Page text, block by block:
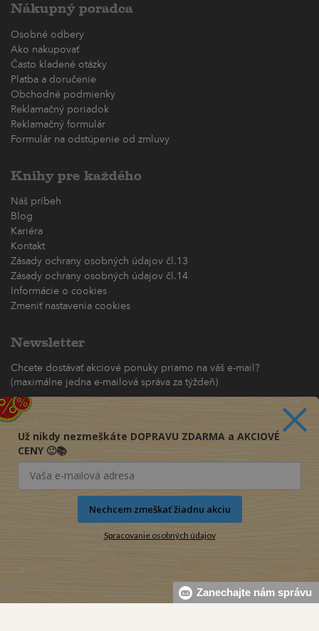
Nákupný poradca
Osobné odbery
Ako nakupovať
Často kladené otázky
Platba a doručenie
Obchodné podmienky
Reklamačný poriadok
Reklamačný formulár
Formulár na odstúpenie od zmluvy
Knihy pre každého
Náš príbeh
Blog
Kariéra
Kontakt
Zásady ochrany osobných údajov čl.13
Zásady ochrany osobných údajov čl.14
Informácie o cookies
Zmeniť nastavenia cookies
Newsletter
Chcete dostávať akciové ponuky priamo na váš e-mail?
(maximálne jedna e-mailová správa za týždeň)
Odoberať
Zanechajte nám správu
Už nikdy nezmeškáte DOPRAVU ZDARMA a AKCIOVÉ
CENY 🙂📚
Nechcem zmeškať žiadnu akciu
Spracovanie osobných údajov